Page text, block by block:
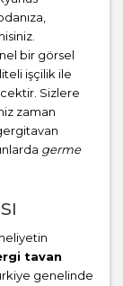
bir görsel
işçilik ile
Sizlere
zaman
germe
tavan
genelinde